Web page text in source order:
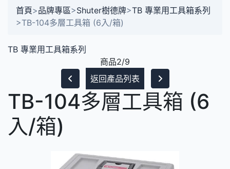
首頁>品牌專區>Shuter樹德牌>TB 專業用工具箱系列
>TB-104多層工具箱 (6入/箱)
TB 專業用工具箱系列
商品2/9
返回產品列表
TB-104多層工具箱 (6
入/箱)